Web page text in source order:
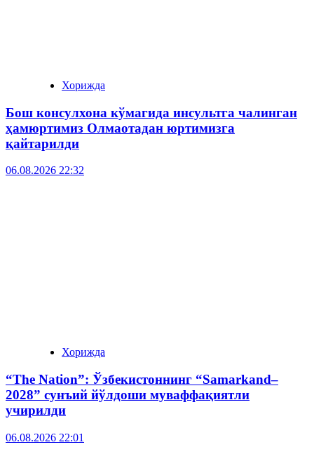
Хорижда
Бош консулхона кўмагида инсультга чалинган
ҳамюртимиз Олмаотадан юртимизга
қайтарилди
06.08.2026 22:32
Хорижда
“The Nation”: Ўзбекистоннинг “Samarkand–
2028” сунъий йўлдоши муваффақиятли
учирилди
06.08.2026 22:01